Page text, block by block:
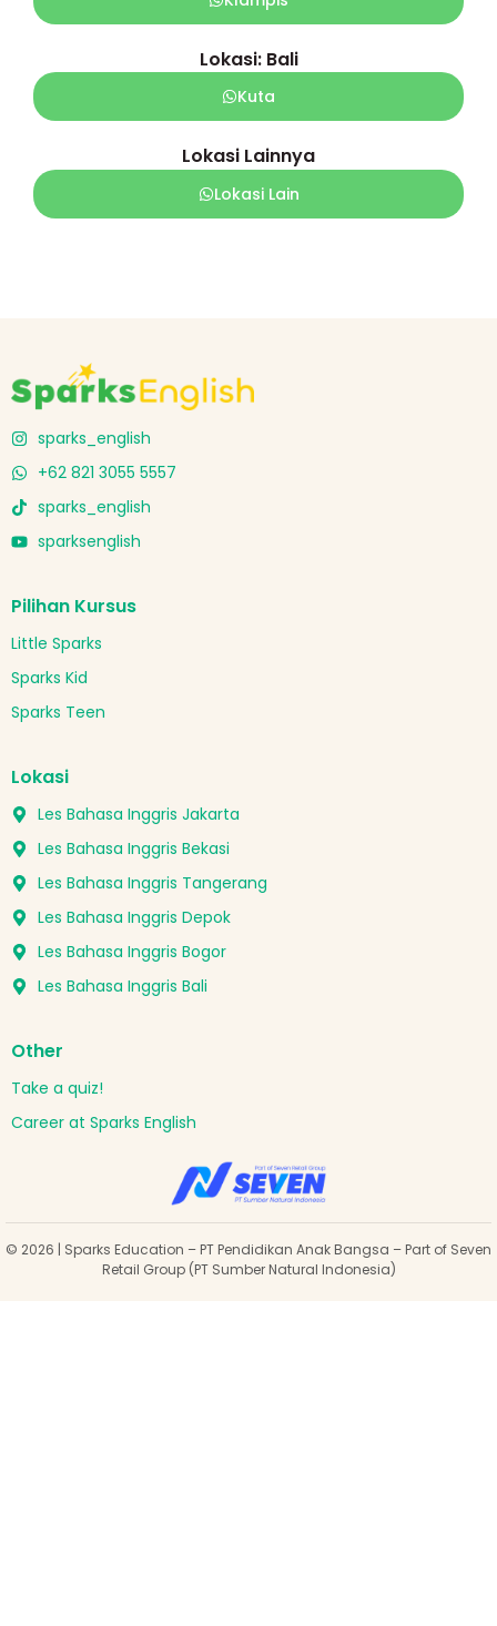
Lokasi: Bali
Kuta
Lokasi Lainnya
Lokasi Lain
sparks_english
+62 821 3055 5557
sparks_english
sparksenglish
Pilihan Kursus
Little Sparks
Sparks Kid
Sparks Teen
Lokasi
Les Bahasa Inggris Jakarta
Les Bahasa Inggris Bekasi
Les Bahasa Inggris Tangerang
Les Bahasa Inggris Depok
Les Bahasa Inggris Bogor
Les Bahasa Inggris Bali
Other
Take a quiz!
Career at Sparks English
© 2026 | Sparks Education – PT Pendidikan Anak Bangsa – Part of Seven
Retail Group (PT Sumber Natural Indonesia)